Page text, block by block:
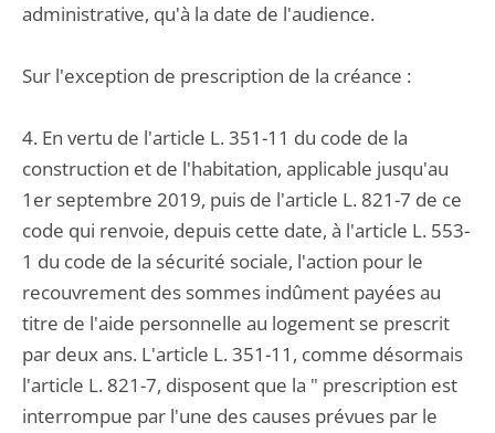
administrative, qu'à la date de l'audience.
Sur l'exception de prescription de la créance :
4. En vertu de l'article L. 351-11 du code de la
construction et de l'habitation, applicable jusqu'au
1er septembre 2019, puis de l'article L. 821-7 de ce
code qui renvoie, depuis cette date, à l'article L. 553-
1 du code de la sécurité sociale, l'action pour le
recouvrement des sommes indûment payées au
titre de l'aide personnelle au logement se prescrit
par deux ans. L'article L. 351-11, comme désormais
l'article L. 821-7, disposent que la " prescription est
interrompue par l'une des causes prévues par le